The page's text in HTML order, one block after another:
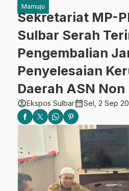
Mamuju
Sekretariat MP-
Sulbar Serah
Pengembalian
Penyelesaian
Daerah ASN
account_circleEkspos Sulbarcalendar_monthSel, 2 Sep